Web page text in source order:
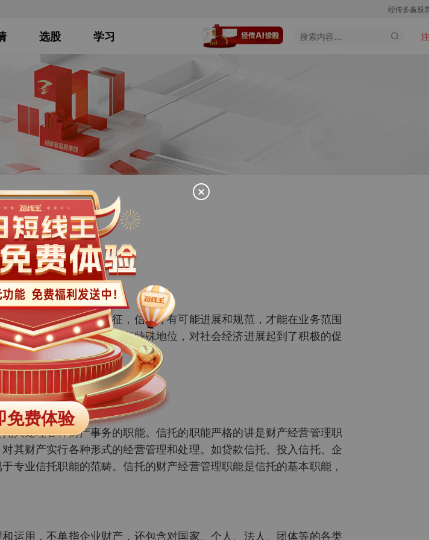
经传多赢股
选股 学习
信托职能
发布时间：2019-11-18
。掌握专业职能的特征，信托才有可能进展和规范，才能在业务范围
能，并在金融体系中占有特殊地位，对社会经济进展起到了积极的促
人处理各种财产事务的职能。信托的职能严格的讲是财产经营管理职
其财产实行各种形式的经营管理和处理。如贷款信托、投入信托、企
专业信托职能的范畴。信托的财产经营管理职能是信托的基本职能，
运用，不单指企业财产，还包含对国家、个人、法人、团体等的各类
免费体验